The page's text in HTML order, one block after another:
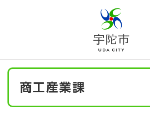
メニューを飛ばして本文へ
本
商工産業課